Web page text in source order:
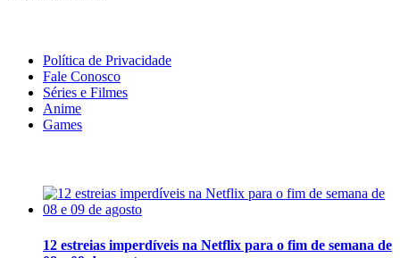
Política de Privacidade
Fale Conosco
Séries e Filmes
Anime
Games
12 estreias imperdíveis na Netflix para o fim de semana de